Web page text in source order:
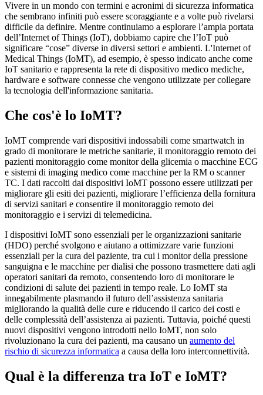
Vivere in un mondo con termini e acronimi di sicurezza informatica
che sembrano infiniti può essere scoraggiante e a volte può rivelarsi
difficile da definire. Mentre continuiamo a esplorare l’ampia portata
dell’Internet of Things (IoT), dobbiamo capire che l’IoT può
significare “cose” diverse in diversi settori e ambienti. L'Internet of
Medical Things (IoMT), ad esempio, è spesso indicato anche come
IoT sanitario e rappresenta la rete di dispositivo medico mediche,
hardware e software connesse che vengono utilizzate per collegare
la tecnologia dell'informazione sanitaria.
Che cos'è lo IoMT?
IoMT comprende vari dispositivi indossabili come smartwatch in
grado di monitorare le metriche sanitarie, il monitoraggio remoto dei
pazienti monitoraggio come monitor della glicemia o macchine ECG
e sistemi di imaging medico come macchine per la RM o scanner
TC. I dati raccolti dai dispositivi IoMT possono essere utilizzati per
migliorare gli esiti dei pazienti, migliorare l’efficienza della fornitura
di servizi sanitari e consentire il monitoraggio remoto dei
monitoraggio e i servizi di telemedicina.
I dispositivi IoMT sono essenziali per le organizzazioni sanitarie
(HDO) perché svolgono e aiutano a ottimizzare varie funzioni
essenziali per la cura del paziente, tra cui i monitor della pressione
sanguigna e le macchine per dialisi che possono trasmettere dati agli
operatori sanitari da remoto, consentendo loro di monitorare le
condizioni di salute dei pazienti in tempo reale. Lo IoMT sta
innegabilmente plasmando il futuro dell’assistenza sanitaria
migliorando la qualità delle cure e riducendo il carico dei costi e
delle complessità dell’assistenza ai pazienti. Tuttavia, poiché questi
nuovi dispositivi vengono introdotti nello IoMT, non solo
rivoluzionano la cura dei pazienti, ma causano un aumento del
rischio di sicurezza informatica a causa della loro interconnettività.
Qual è la differenza tra IoT e IoMT?